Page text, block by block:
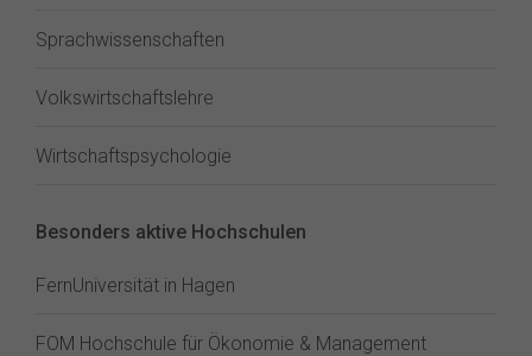
Sprachwissenschaften
Volkswirtschaftslehre
Wirtschaftspsychologie
Besonders aktive Hochschulen
FernUniversität in Hagen
FOM Hochschule für Ökonomie & Management